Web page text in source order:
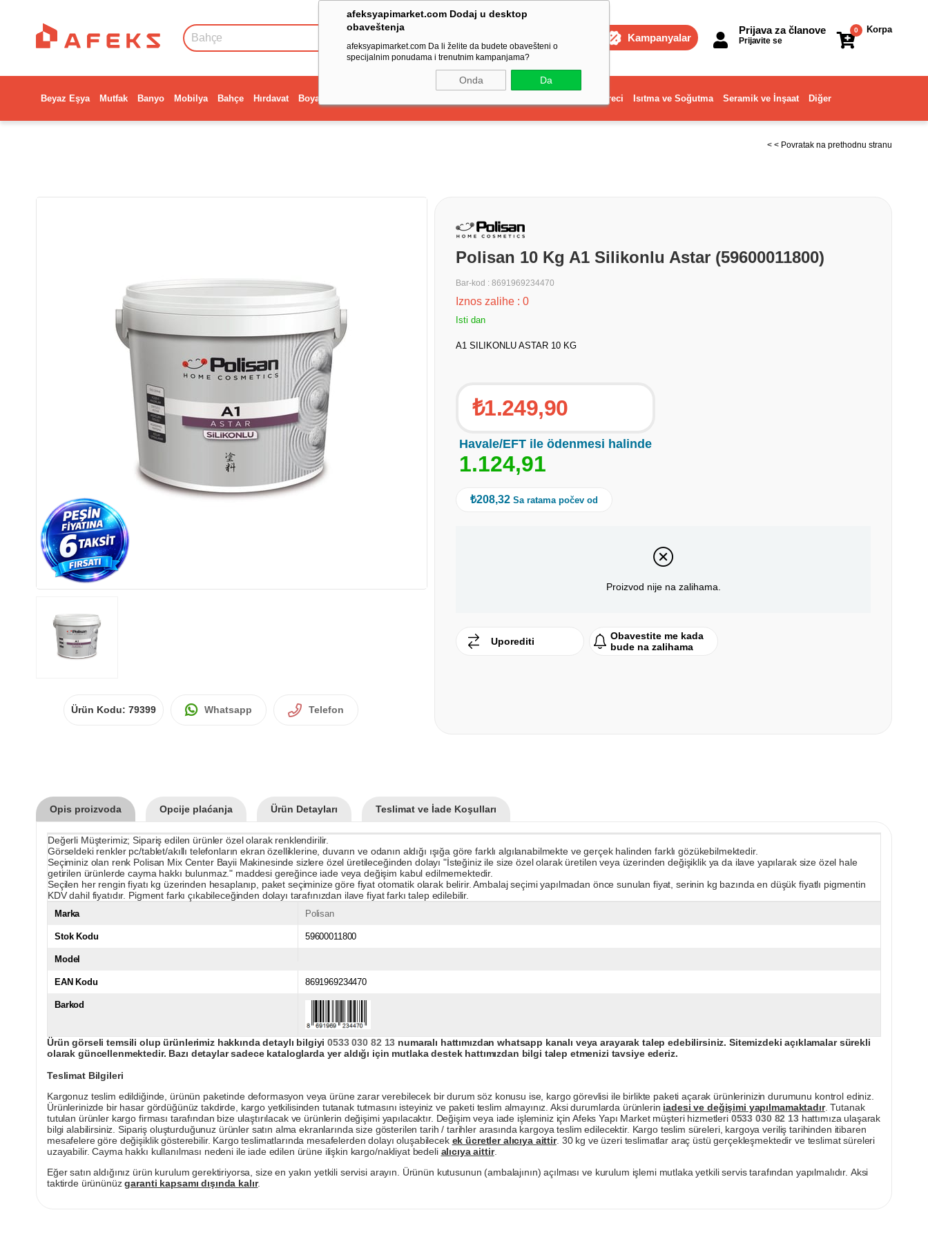
afeksyapimarket.com Dodaj u desktop
obaveštenja
afeksyapimarket.com Da li želite da budete obavešteni o
specijalnim ponudama i trenutnim kampanjama?
Onda Da
Kampanyalar
Korpa
0
Prijava za članove
Prijavite se
Beyaz Eşya Mutfak Banyo Mobilya Bahçe Hırdavat Boya Dekorasyon ve Ev Gereci Isıtma ve Soğutma Seramik ve İnşaat Diğer
< < Povratak na prethodnu stranu
Ürün Kodu: 79399 Whatsapp Telefon
Polisan 10 Kg A1 Silikonlu Astar (59600011800)
Bar-kod : 8691969234470
Iznos zalihe : 0
Isti dan
A1 SILIKONLU ASTAR 10 KG
₺1.249,90
Havale/EFT ile ödenmesi halinde
1.124,91
₺208,32 Sa ratama počev od
Proizvod nije na zalihama.
Uporediti
Obavestite me kada
bude na zalihama
Opis proizvoda Opcije plaćanja Ürün Detayları Teslimat ve İade Koşulları
Değerli Müşterimiz; Sipariş edilen ürünler özel olarak renklendirilir.
Görseldeki renkler pc/tablet/akıllı telefonların ekran özelliklerine, duvarın ve odanın aldığı ışığa göre farklı algılanabilmekte ve gerçek halinden farklı gözükebilmektedir.
Seçiminiz olan renk Polisan Mix Center Bayii Makinesinde sizlere özel üretileceğinden dolayı "İsteğiniz ile size özel olarak üretilen veya üzerinden değişiklik ya da ilave yapılarak size özel hale
getirilen ürünlerde cayma hakkı bulunmaz." maddesi gereğince iade veya değişim kabul edilmemektedir.
Seçilen her rengin fiyatı kg üzerinden hesaplanıp, paket seçiminize göre fiyat otomatik olarak belirir. Ambalaj seçimi yapılmadan önce sunulan fiyat, serinin kg bazında en düşük fiyatlı pigmentin
KDV dahil fiyatıdır. Pigment farkı çıkabileceğinden dolayı tarafınızdan ilave fiyat farkı talep edilebilir.
Marka Polisan
Stok Kodu 59600011800
Model
EAN Kodu 8691969234470
Barkod
Ürün görseli temsili olup ürünlerimiz hakkında detaylı bilgiyi0533 030 82 13 numaralı hattımızdan whatsapp kanalı veya arayarak talep edebilirsiniz. Sitemizdeki açıklamalar sürekli
olarak güncellenmektedir. Bazı detaylar sadece kataloglarda yer aldığı için mutlaka destek hattımızdan bilgi talep etmenizi tavsiye ederiz.
Teslimat Bilgileri
Kargonuz teslim edildiğinde, ürünün paketinde deformasyon veya ürüne zarar verebilecek bir durum söz konusu ise, kargo görevlisi ile birlikte paketi açarak ürünlerinizin durumunu kontrol ediniz.
Ürünlerinizde bir hasar gördüğünüz takdirde, kargo yetkilisinden tutanak tutmasını isteyiniz ve paketi teslim almayınız. Aksi durumlarda ürünlerin iadesi ve değişimi yapılmamaktadır. Tutanak
tutulan ürünler kargo firması tarafından bize ulaştırılacak ve ürünlerin değişimi yapılacaktır. Değişim veya iade işleminiz için Afeks Yapı Market müşteri hizmetleri 0533 030 82 13hattımıza ulaşarak
bilgi alabilirsiniz. Sipariş oluşturduğunuz ürünler satın alma ekranlarında size gösterilen tarih / tarihler arasında kargoya teslim edilecektir. Kargo teslim süreleri, kargoya veriliş tarihinden itibaren
mesafelere göre değişiklik gösterebilir. Kargo teslimatlarında mesafelerden dolayı oluşabilecek ek ücretler alıcıya aittir. 30 kg ve üzeri teslimatlar araç üstü gerçekleşmektedir ve teslimat süreleri
uzayabilir. Cayma hakkı kullanılması nedeni ile iade edilen ürüne ilişkin kargo/nakliyat bedeli alıcıya aittir.
Eğer satın aldığınız ürün kurulum gerektiriyorsa, size en yakın yetkili servisi arayın. Ürünün kutusunun (ambalajının) açılması ve kurulum işlemi mutlaka yetkili servis tarafından yapılmalıdır. Aksi
taktirde ürününüzgaranti kapsamı dışında kalır.